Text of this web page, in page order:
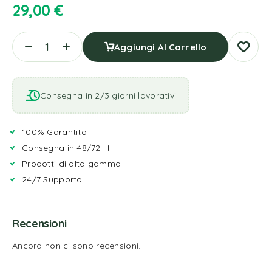
29,00 €
Aggiungi Al Carrello
Consegna in 2/3 giorni lavorativi
100% Garantito
Consegna in 48/72 H
Prodotti di alta gamma
24/7 Supporto
Recensioni
Ancora non ci sono recensioni.